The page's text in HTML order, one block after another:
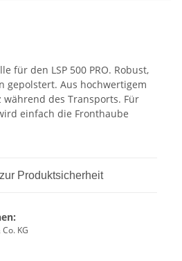
für den LSP 500 PRO. Robust,
gepolstert. Aus hochwertigem
während des Transports. Für
einfach die Fronthaube
Produktsicherheit
KG